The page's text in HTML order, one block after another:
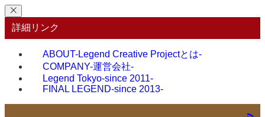
詳細リンク
ABOUT-Legend Creative Projectとは-
COMPANY-運営会社-
Legend Tokyo-since 2011-
FINAL LEGEND-since 2013-